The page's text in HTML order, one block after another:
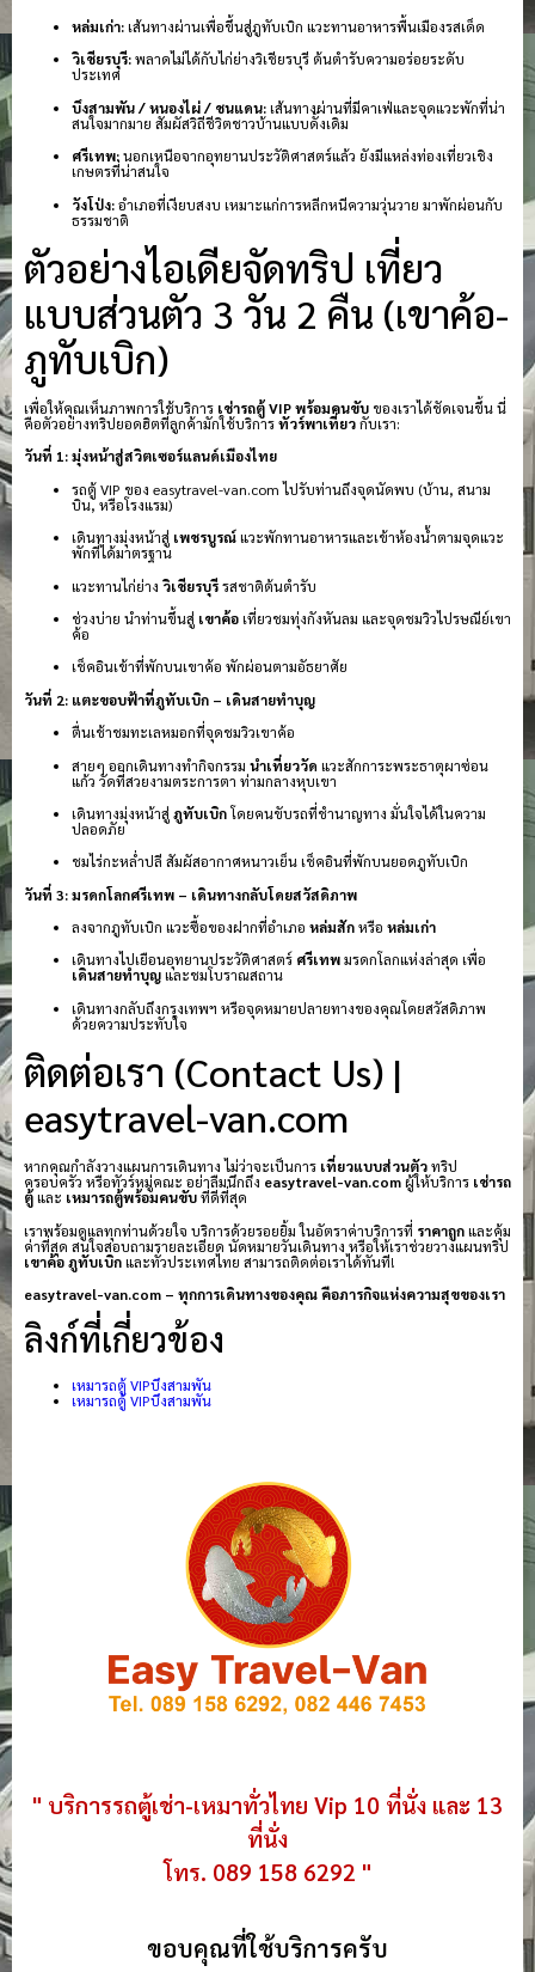
หล่มเก่า:เส้นทางผ่านเพื่อขึ้นสู่ภูทับเบิก แวะทานอาหารพื้นเมืองรสเด็ด
วิเชียรบุรี:พลาดไม่ได้กับไก่ย่างวิเชียรบุรี ต้นตำรับความอร่อยระดับ
ประเทศ
บึงสามพัน / หนองไผ่ / ชนแดน:เส้นทางผ่านที่มีคาเฟ่และจุดแวะพักที่น่า
สนใจมากมาย สัมผัสวิถีชีวิตชาวบ้านแบบดั้งเดิม
ศรีเทพ:นอกเหนือจากอุทยานประวัติศาสตร์แล้ว ยังมีแหล่งท่องเที่ยวเชิง
เกษตรที่น่าสนใจ
วังโป่ง:อำเภอที่เงียบสงบ เหมาะแก่การหลีกหนีความวุ่นวาย มาพักผ่อนกับ
ธรรมชาติ
ตัวอย่างไอเดียจัดทริป เที่ยว
แบบส่วนตัว 3 วัน 2 คืน (เขาค้อ-
ภูทับเบิก)
เพื่อให้คุณเห็นภาพการใช้บริการ เช่ารถตู้ VIP พร้อมคนขับ ของเราได้ชัดเจนขึ้น นี่
คือตัวอย่างทริปยอดฮิตที่ลูกค้ามักใช้บริการทัวร์พาเที่ยวกับเรา:
วันที่ 1: มุ่งหน้าสู่สวิตเซอร์แลนด์เมืองไทย
รถตู้ VIP ของ easytravel-van.com ไปรับท่านถึงจุดนัดพบ (บ้าน, สนาม
บิน, หรือโรงแรม)
เดินทางมุ่งหน้าสู่ เพชรบูรณ์แวะพักทานอาหารและเข้าห้องน้ำตามจุดแวะ
พักที่ได้มาตรฐาน
แวะทานไก่ย่าง วิเชียรบุรีรสชาติต้นตำรับ
ช่วงบ่าย นำท่านขึ้นสู่ เขาค้อเที่ยวชมทุ่งกังหันลม และจุดชมวิวไปรษณีย์เขา
ค้อ
เช็คอินเข้าที่พักบนเขาค้อ พักผ่อนตามอัธยาศัย
วันที่ 2: แตะขอบฟ้าที่ภูทับเบิก – เดินสายทำบุญ
ตื่นเช้าชมทะเลหมอกที่จุดชมวิวเขาค้อ
สายๆ ออกเดินทางทำกิจกรรม นำเที่ยววัด แวะสักการะพระธาตุผาซ่อน
แก้ว วัดที่สวยงามตระการตา ท่ามกลางหุบเขา
เดินทางมุ่งหน้าสู่ ภูทับเบิกโดยคนขับรถที่ชำนาญทาง มั่นใจได้ในความ
ปลอดภัย
ชมไร่กะหล่ำปลี สัมผัสอากาศหนาวเย็น เช็คอินที่พักบนยอดภูทับเบิก
วันที่ 3: มรดกโลกศรีเทพ – เดินทางกลับโดยสวัสดิภาพ
ลงจากภูทับเบิก แวะซื้อของฝากที่อำเภอ หล่มสักหรือ หล่มเก่า
เดินทางไปเยือนอุทยานประวัติศาสตร์ ศรีเทพมรดกโลกแห่งล่าสุด เพื่อ
เดินสายทำบุญและชมโบราณสถาน
เดินทางกลับถึงกรุงเทพฯ หรือจุดหมายปลายทางของคุณโดยสวัสดิภาพ
ด้วยความประทับใจ
ติดต่อเรา (Contact Us) |
easytravel-van.com
หากคุณกำลังวางแผนการเดินทาง ไม่ว่าจะเป็นการ เที่ยวแบบส่วนตัวทริป
ครอบครัว หรือทัวร์หมู่คณะ อย่าลืมนึกถึง easytravel-van.comผู้ให้บริการ เช่ารถ
ตู้และ เหมารถตู้พร้อมคนขับที่ดีที่สุด
เราพร้อมดูแลทุกท่านด้วยใจ บริการด้วยรอยยิ้ม ในอัตราค่าบริการที่ ราคาถูกและคุ้ม
ค่าที่สุด สนใจสอบถามรายละเอียด นัดหมายวันเดินทาง หรือให้เราช่วยวางแผนทริป
เขาค้อภูทับเบิกและทั่วประเทศไทย สามารถติดต่อเราได้ทันที!
easytravel-van.com – ทุกการเดินทางของคุณ คือภารกิจแห่งความสุขของเรา
ลิงก์ที่เกี่ยวข้อง
เหมารถตู้ VIPบึงสามพัน
เหมารถตู้ VIPบึงสามพัน
" บริการรถตู้เช่า-เหมาทั่วไทย Vip 10 ที่นั่ง และ 13
ที่นั่ง
โทร. 089 158 6292 "
ขอบคุณที่ใช้บริการครับ